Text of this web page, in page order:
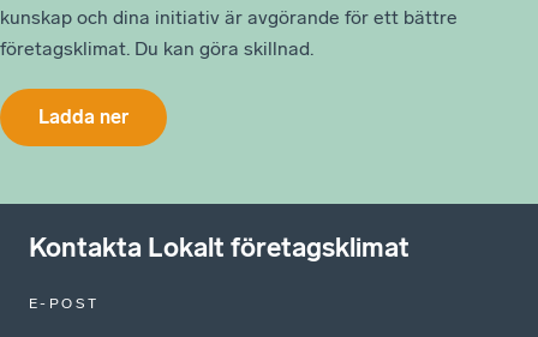
kunskap och dina initiativ är avgörande för ett bättre
företagsklimat. Du kan göra skillnad.
Ladda ner
Kontakta Lokalt företagsklimat
E-POST